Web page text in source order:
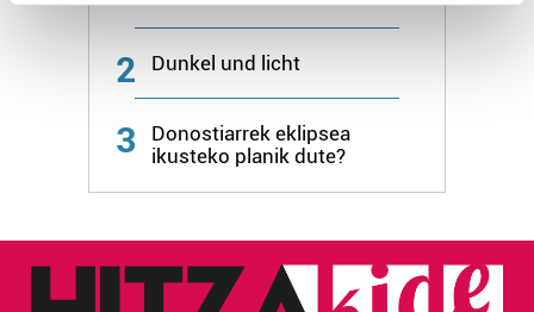
Guk eta gure bazkideek zure datu pertsonalak
prozesatzen ditugu, zure IP zenbakia, besteak beste,
teknologia erabiliz, cookieak adibidez, iragarki eta eduki
pertsonalizatuak eskaintzeko, iragarkiak eta edukia
produktuak garatzeko. Zure datuak nork eta zertarako
erabiltzen dituen hauta dezakezu.
2 Dunkel und licht
3
Donostiarrek eklipsea
ikusteko planik dute?